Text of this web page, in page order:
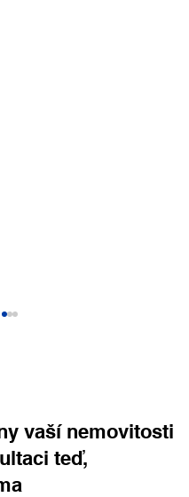
vaší nemovitosti
teď,